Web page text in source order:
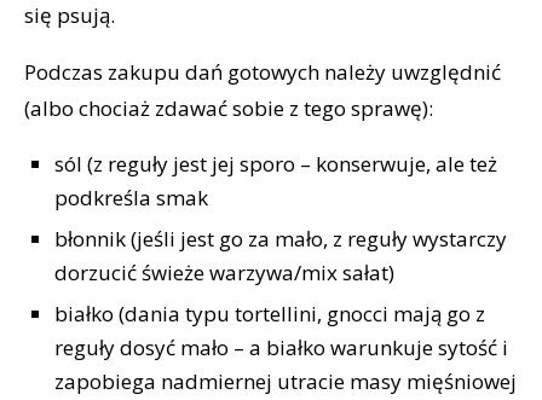
się psują.
Podczas zakupu dań gotowych należy uwzględnić
(albo chociaż zdawać sobie z tego sprawę):
sól (z reguły jest jej sporo – konserwuje, ale też
podkreśla smak
błonnik (jeśli jest go za mało, z reguły wystarczy
dorzucić świeże warzywa/mix sałat)
białko (dania typu tortellini, gnocci mają go z
reguły dosyć mało – a białko warunkuje sytość i
zapobiega nadmiernej utracie masy mięśniowej